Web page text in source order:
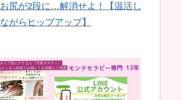
お尻が2段に…解消せよ！【温活し
ながらヒップアップ】